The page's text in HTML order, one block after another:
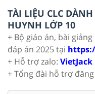
TÀI LIỆU CLC
HUYNH LỚP 10
+ Bộ giáo án, bài
đáp án 2025 tại
+ Hỗ trợ zalo:
+ Tổng đài hỗ trợ đăng